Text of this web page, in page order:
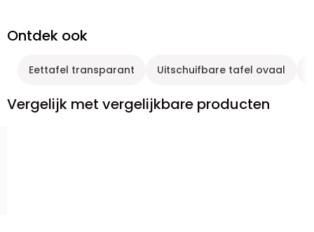
Ontdek ook
Eettafel transparant Uitschuifbare tafel ovaal
Vergelijk met vergelijkbare producten